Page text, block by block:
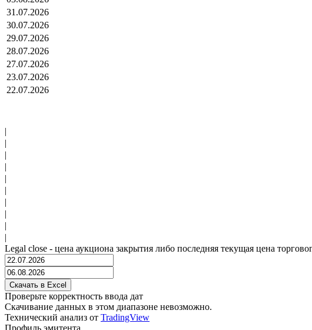
31.07.2026
30.07.2026
29.07.2026
28.07.2026
27.07.2026
23.07.2026
22.07.2026
|
|
|
|
|
|
|
|
|
|
Legal close - цена аукциона закрытия либо последняя текущая цена
Проверьте корректность ввода дат
Скачивание данных в этом диапазоне невозможно.
Технический анализ от TradingView